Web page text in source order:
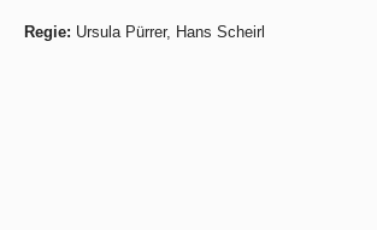
Regie: Ursula Pürrer, Hans Scheirl